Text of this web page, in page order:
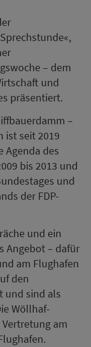
– dem
und
präsentiert.
–
ist seit 2019
Agenda des
bis 2013 und
und
der FDP-
und ein
Angebot – dafür
am Flughafen
den
und sind als
Wöllhaf-
am